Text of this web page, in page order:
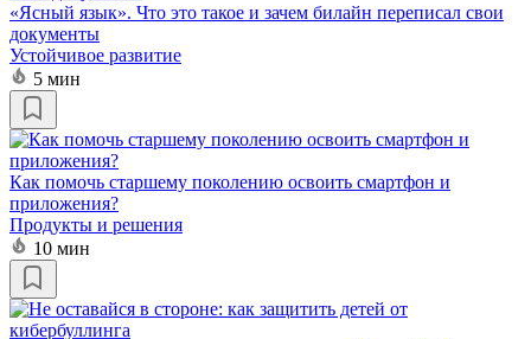
«Ясный язык». Что это такое и зачем билайн переписал свои
документы
Устойчивое развитие
5 мин
Как помочь старшему поколению освоить смартфон и
приложения?
Продукты и решения
10 мин